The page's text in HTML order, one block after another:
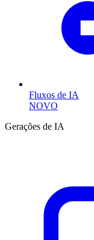
Fluxos de IA
NOVO
Gerações de IA